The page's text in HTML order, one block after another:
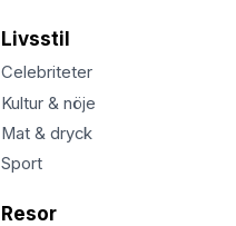
Livsstil
Celebriteter
Kultur & nöje
Mat & dryck
Sport
Resor